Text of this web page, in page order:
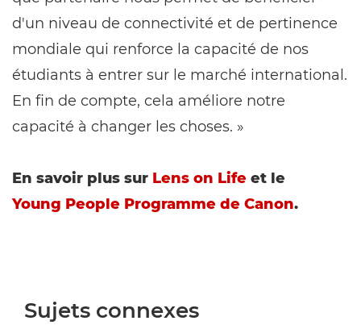
d'un niveau de connectivité et de pertinence
mondiale qui renforce la capacité de nos
étudiants à entrer sur le marché international.
En fin de compte, cela améliore notre
capacité à changer les choses. »
En savoir plus sur Lens on Life et le
Young People Programme de Canon.
Sujets connexes